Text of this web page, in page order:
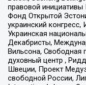
правовой
Фонд Открытой
украинский
Украинская
Декабристы,
Вильсона, Свободная
духовный центр ,
Швеции, Проект
свободной России,